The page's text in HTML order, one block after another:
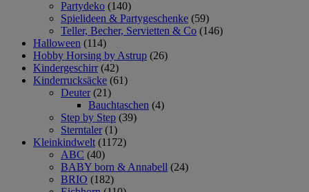
Partydeko (140)
Spielideen & Partygeschenke (59)
Teller, Becher, Servietten & Co (146)
Halloween (114)
Hobby Horsing by Astrup (26)
Kindergeschirr (42)
Kinderrucksäcke (61)
Deuter (21)
Bauchtaschen (4)
Step by Step (39)
Sterntaler (1)
Kleinkindwelt (1172)
ABC (40)
BABY born & Annabell (24)
BRIO (182)